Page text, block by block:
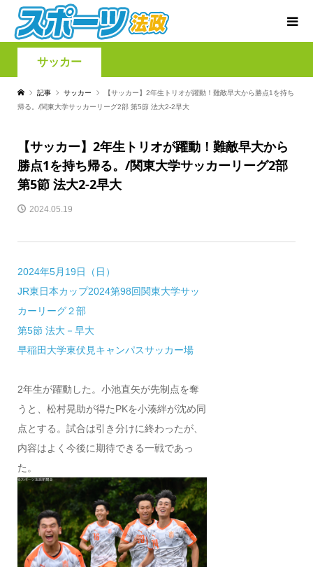
サッカー
記事 サッカー
【サッカー】2年生トリオが躍動！難敵早大から勝点1を持ち
帰る。/関東大学サッカーリーグ2部 第5節 法大2-2早大
【サッカー】2年生トリオが躍動！難敵早大から
勝点1を持ち帰る。/関東大学サッカーリーグ2部
第5節 法大2-2早大
2024.05.19
2024年5月19日（日）
JR東日本カップ2024第98回関東大学サッ
カーリーグ２部
第5節 法大－早大
早稲田大学東伏見キャンパスサッカー場
2年生が躍動した。小池直矢が先制点を奪
うと、松村晃助が得たPKを小湊絆が沈め同
点とする。試合は引き分けに終わったが、
内容はよく今後に期待できる一戦であっ
た。